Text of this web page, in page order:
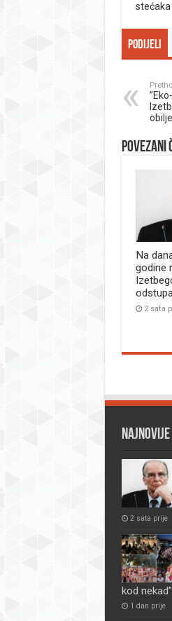
stećaka
Podijeli
Povezani
Na
godine
2 sata
Najnovije
2 sata prije
kod
1 dan prije